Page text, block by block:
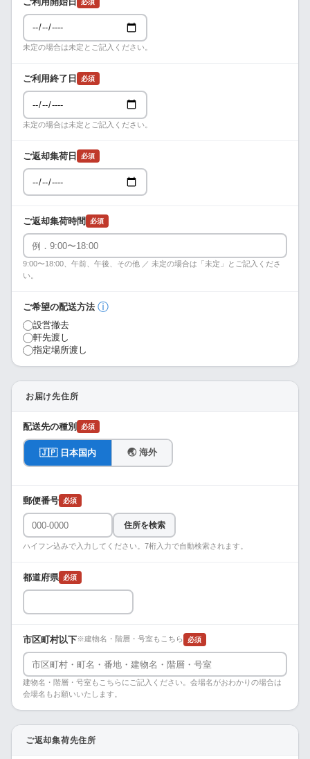
未定の場合は未定とご記入ください。
ご利用終了日 必須
未定の場合は未定とご記入ください。
ご返却集荷日 必須
ご返却集荷時間 必須
9:00〜18:00、午前、午後、その他 ／ 未定の場合は「未定」とご記入くださ
い。
ご希望の配送方法 ⓘ
設営撤去
軒先渡し
指定場所渡し
お届け先住所
配送先の種別 必須
🇯🇵 日本国内 🌏 海外
郵便番号 必須
住所を検索
ハイフン込みで入力してください。7桁入力で自動検索されます。
都道府県 必須
市区町村以下※建物名・階層・号室もこちら 必須
建物名・階層・号室もこちらにご記入ください。会場名がおわかりの場合は
会場名もお願いいたします。
ご返却集荷先住所